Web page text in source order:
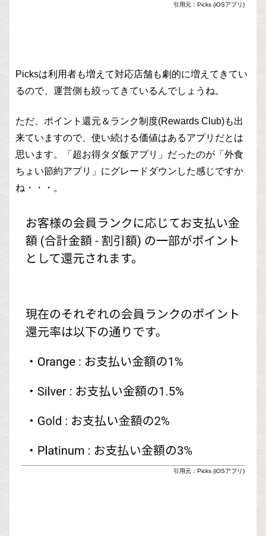
引用元：Picks (iOSアプリ)
Picksは利用者も増えて対応店舗も劇的に増えてきてい
るので、運営側も絞ってきているんでしょうね。
ただ、ポイント還元＆ランク制度(Rewards Club)も出
来ていますので、使い続ける価値はあるアプリだとは
思います。「超お得タダ飯アプリ」だったのが「外食
ちょい節約アプリ」にグレードダウンした感じですか
ね・・・。
引用元：Picks (iOSアプリ)